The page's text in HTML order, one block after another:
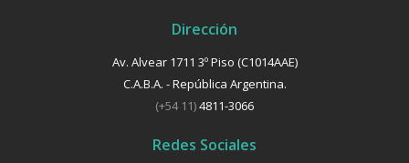
Dirección
Av. Alvear 1711 3º Piso (C1014AAE)
C.A.B.A. - República Argentina.
(+54 11)4811-3066
Redes Sociales